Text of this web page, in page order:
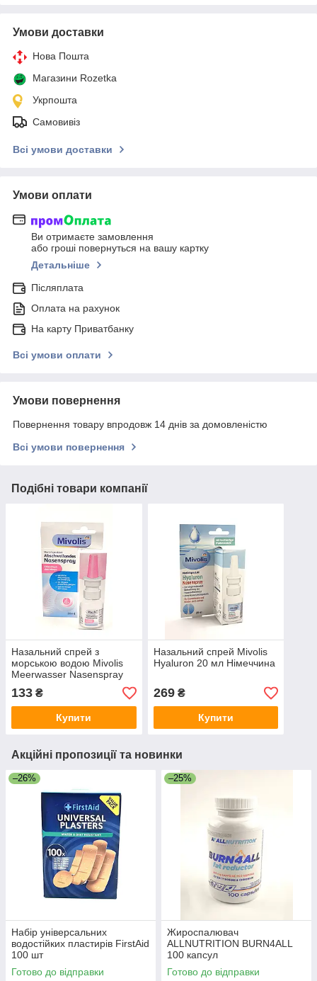
Умови доставки
Нова Пошта
Магазини Rozetka
Укрпошта
Самовивіз
Всі умови доставки
Умови оплати
Ви отримаєте замовлення
або гроші повернуться на вашу картку
Детальніше
Післяплата
Оплата на рахунок
На карту Приватбанку
Всі умови оплати
Умови повернення
Повернення товару впродовж 14 днів за домовленістю
Всі умови повернення
Подібні товари компанії
Назальний спрей з
морською водою Mivolis
Meerwasser Nasenspray
20 мл Німеччина
133 ₴
Купити
Назальний спрей Mivolis
Hyaluron 20 мл Німеччина
269₴
Купити
Акційні пропозиції та новинки
–26%
Набір універсальних
водостійких пластирів FirstAid
100 шт
Готово до відправки
–25%
Жироспалювач
ALLNUTRITION BURN4ALL
100 капсул
Готово до відправки